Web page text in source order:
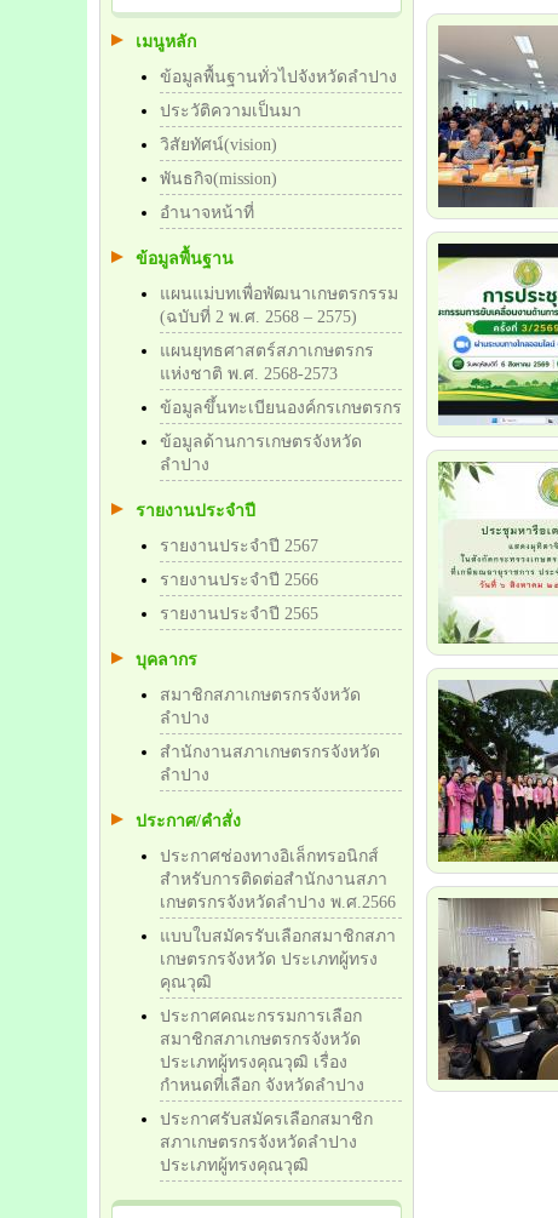
เมนูหลัก
ข้อมูลพื้นฐานทั่วไปจังหวัดลำปาง
ประวัติความเป็นมา
วิสัยทัศน์(vision)
พันธกิจ(mission)
อำนาจหน้าที่
ข้อมูลพื้นฐาน
แผนแม่บทเพื่อพัฒนาเกษตรกรรม
(ฉบับที่ 2 พ.ศ. 2568 – 2575)
แผนยุทธศาสตร์สภาเกษตรกร
แห่งชาติ พ.ศ. 2568-2573
ข้อมูลขึ้นทะเบียนองค์กรเกษตรกร
ข้อมูลด้านการเกษตรจังหวัด
ลำปาง
รายงานประจำปี
รายงานประจำปี 2567
รายงานประจำปี 2566
รายงานประจำปี 2565
บุคลากร
สมาชิกสภาเกษตรกรจังหวัด
ลำปาง
สำนักงานสภาเกษตรกรจังหวัด
ลำปาง
ประกาศ/คำสั่ง
ประกาศช่องทางอิเล็กทรอนิกส์
สำหรับการติดต่อสำนักงานสภา
เกษตรกรจังหวัดลำปาง พ.ศ.2566
แบบใบสมัครรับเลือกสมาชิกสภา
เกษตรกรจังหวัด ประเภทผู้ทรง
คุณวุฒิ
ประกาศคณะกรรมการเลือก
สมาชิกสภาเกษตรกรจังหวัด
ประเภทผู้ทรงคุณวุฒิ เรื่อง
กำหนดที่เลือก จังหวัดลำปาง
ประกาศรับสมัครเลือกสมาชิก
สภาเกษตรกรจังหวัดลำปาง
ประเภทผู้ทรงคุณวุฒิ